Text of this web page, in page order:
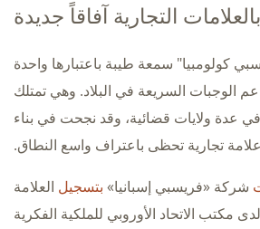
بالعلامات التجارية آفاقاً جديدة
كولومبيا" سمعة طيبة باعتبارها واحدة
الوجبات السريعة في البلاد. وهي تمتلك
في عدة ولايات قضائية، وقد نجحت في بناء
علامة تجارية تحظى باعتراف واسع النطاق.
شركة «فريسبي إسبانيا» بتسجيل العلامة
مكتب الاتحاد الأوروبي للملكية الفكرية